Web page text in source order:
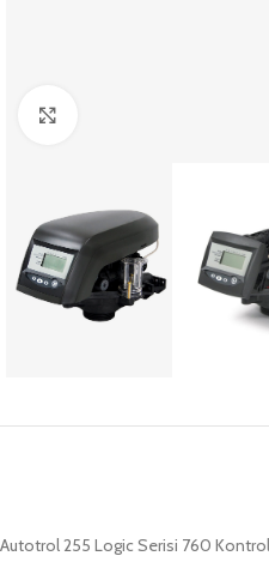
Autotrol 255 Logic Serisi 760